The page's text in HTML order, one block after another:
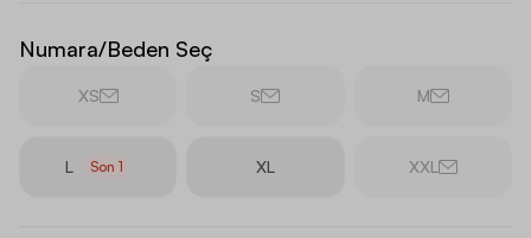
Numara/Beden Seç
XS S M
L Son1 XL XXL